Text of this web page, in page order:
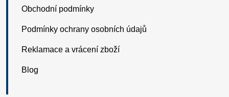
Obchodní podmínky
Podmínky ochrany osobních údajů
Reklamace a vrácení zboží
Blog